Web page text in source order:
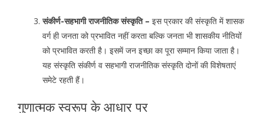
संकीर्ण-सहभागी राजनीतिक संस्कृति – इस प्रकार की संस्कृति में शासक
वर्ग ही जनता को प्रभावित नहीं करता बल्कि जनता भी शासकीय नीतियों
को प्रभावित करती है। इसमें जन इच्छा का पूरा सम्मान किया जाता है।
यह संस्कृति संकीर्ण व सहभागी राजनीतिक संस्कृति दोनों की विशेषताएं
समेटे रहती हैं।
गुणात्मक स्वरूप के आधार पर